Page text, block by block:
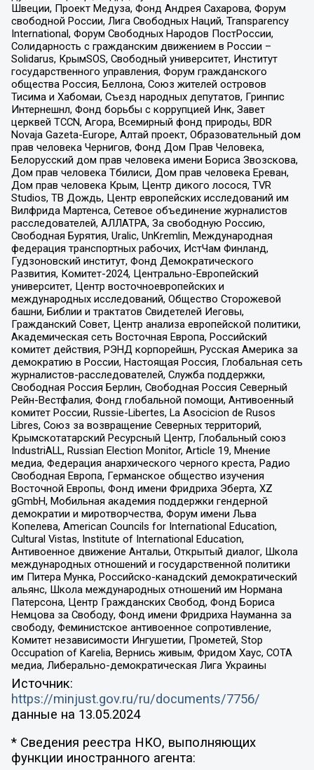
Швеции, Проект Медуза, Фонд Андрея Сахарова, Форум
свободной России, Лига Свободных Наций, Transparеncy
International, Форум Свободных Народов ПостРоссии,
Солидарность с гражданским движением в России –
Solidarus, КрымSOS, Свободный университет, Институт
государственного управления, Форум гражданского
общества Россия, Беллона, Союз жителей островов
Тисима и Хабомаи, Съезд народных депутатов, Гринпис
Интернешнл, Фонд борьбы с коррупцией Инк, Завет
церквей TCCN, Агора, Всемирный фонд природы, BDR
Novaja Gazeta-Europe, Алтай проект, Образовательный дом
прав человека Чернигов, Фонд Дом Прав Человека,
Белорусский дом прав человека имени Бориса Звозскова,
Дом прав человека Тбилиси, Дом прав человека Ереван,
Дом прав человека Крым, Центр дикого лосося, TVR
Studios, ТВ Дождь, Центр европейских исследований им
Вилфрида Мартенса, Сетевое объединение журналистов
расследователей, АЛЛАТРА, За свободную Россию,
Свободная Бурятия, Uralic, UnKremlin, Международная
федерация транспортных рабочих, ИстЧам Финланд,
Гудзоновский институт, Фонд Демократического
Развития, Комитет-2024, Центрально-Европейский
университет, Центр восточноевропейских и
международных исследований, Общество Сторожевой
башни, Библии и трактатов Свидетелей Иеговы,
Гражданский Совет, Центр анализа европейской политики,
Академическая сеть Восточная Европа, Российский
комитет действия, РЭНД корпорейшн, Русская Америка за
демократию в России, Настоящая Россия, Глобальная сеть
журналистов-расследователей, Служба поддержки,
Свободная Россия Берлин, Свободная Россия Северный
Рейн-Вестфалия, Фонд глобальной помощи, Антивоенный
комитет России, Russie-Libertes, La Asocicion de Rusos
Libres, Союз за возвращение Северных территорий,
Крымскотатарский Ресурсный Центр, Глобальный союз
IndustriALL, Russian Election Monitor, Article 19, Мнение
медиа, Федерация анархического черного креста, Радио
Свободная Европа, Германское общество изучения
Восточной Европы, Фонд имени Фридриха Эберта, XZ
gGmbH, Мобильная академия поддержки гендерной
демократии и миротворчества, Форум имени Льва
Копелева, American Councils for International Education,
Cultural Vistas, Institute of International Education,
Антивоенное движение Антальи, Открытый диалог, Школа
международных отношений и государственной политики
им Питера Мунка, Российско-канадский демократический
альянс, Школа международных отношений им Нормана
Патерсона, Центр Гражданских Свобод, Фонд Бориса
Немцова за Свободу, Фонд имени Фридриха Науманна за
свободу, Феминистское антивоенное сопротивление,
Комитет независимости Ингушетии, Прометей, Stop
Occupation of Karelia, Вернись живым, Фридом Хаус, СОТА
медиа, Либерально-демократическая Лига Украины
Источник:
https://minjust.gov.ru/ru/documents/7756/
данные на 13.05.2024
* Сведения реестра НКО, выполняющих
функции иностранного агента: